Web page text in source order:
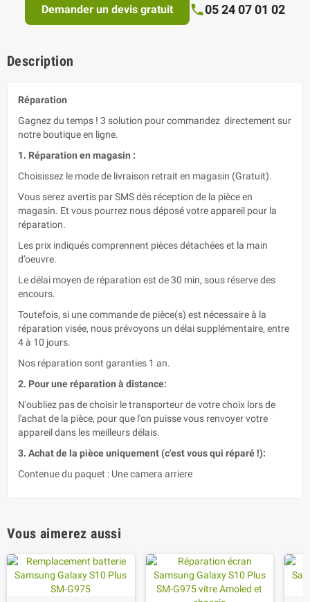
Demander un devis gratuit 05 24 07 01 02
Description
Réparation
Gagnez du temps ! 3 solution pour commandez directement sur
notre boutique en ligne.
1. Réparation en magasin :
Choisissez le mode de livraison retrait en magasin (Gratuit).
Vous serez avertis par SMS dès réception de la pièce en
magasin. Et vous pourrez nous déposé votre appareil pour la
réparation.
Les prix indiqués comprennent pièces détachées et la main
d’oeuvre.
Le délai moyen de réparation est de 30 min, sous réserve des
encours.
Toutefois, si une commande de pièce(s) est nécessaire à la
réparation visée, nous prévoyons un délai supplémentaire, entre
4 à 10 jours.
Nos réparation sont garanties 1 an.
2. Pour une réparation à distance:
N'oubliez pas de choisir le transporteur de votre choix lors de
l'achat de la pièce, pour que l'on puisse vous renvoyer votre
appareil dans les meilleurs délais.
3. Achat de la pièce uniquement (c'est vous qui réparé !):
Contenue du paquet : Une camera arriere
Vous aimerez aussi